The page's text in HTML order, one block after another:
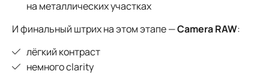
на металлических участках
И финальный штрих на этом этапе —Camera RAW:
лёгкий контраст
немного clarity